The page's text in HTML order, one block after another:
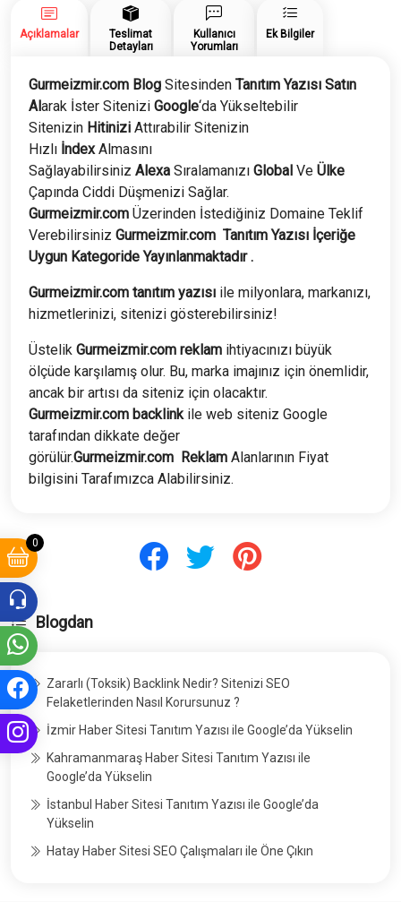
0
Açıklamalar
Teslimat
Detayları
Kullanıcı
Yorumları
Ek Bilgiler
Gurmeizmir.com Blog Sitesinden Tanıtım Yazısı Satın
Alarak İster Sitenizi Google‘da Yükseltebilir
Sitenizin Hitinizi Attırabilir Sitenizin
Hızlı İndexAlmasını
Sağlayabilirsiniz Alexa Sıralamanızı Global Ve Ülke
Çapında Ciddi Düşmenizi Sağlar.
Gurmeizmir.com Üzerinden İstediğiniz Domaine Teklif
Verebilirsiniz Gurmeizmir.com Tanıtım Yazısı İçeriğe
Uygun Kategoride Yayınlanmaktadır .
Gurmeizmir.com tanıtım yazısı ile milyonlara, markanızı,
hizmetlerinizi, sitenizi gösterebilirsiniz!
Üstelik Gurmeizmir.com reklam ihtiyacınızı büyük
ölçüde karşılamış olur. Bu, marka imajınız için önemlidir,
ancak bir artısı da siteniz için olacaktır.
Gurmeizmir.com backlink ile web siteniz Google
tarafından dikkate değer
görülür.Gurmeizmir.com Reklam Alanlarının Fiyat
bilgisini Tarafımızca Alabilirsiniz.
Blogdan
Zararlı (Toksik) Backlink Nedir? Sitenizi SEO
Felaketlerinden Nasıl Korursunuz ?
İzmir Haber Sitesi Tanıtım Yazısı ile Google’da Yükselin
Kahramanmaraş Haber Sitesi Tanıtım Yazısı ile
Google’da Yükselin
İstanbul Haber Sitesi Tanıtım Yazısı ile Google’da
Yükselin
Hatay Haber Sitesi SEO Çalışmaları ile Öne Çıkın